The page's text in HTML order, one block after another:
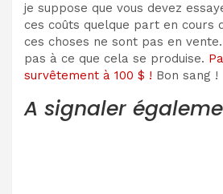
je suppose que vous devez
ces coûts quelque part en cours
ces choses ne sont pas en
pas à ce que cela se produise.
survêtement à 100 $ ! Bon sang !
A signaler